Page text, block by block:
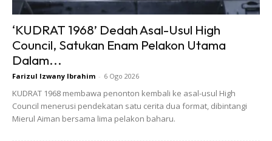
Anda mungkin ingin membantu, tetapi jika situasi
berpotensi berbahaya, lebih baik biarkan pihak berkuasa
yang berlatih untuk mengendalikan situasi tersebut.
‘KUDRAT 1968’ Dedah Asal-Usul High
Council, Satukan Enam Pelakon Utama
Dalam...
Farizul Izwany Ibrahim - 6 Ogo 2026
KUDRAT 1968 membawa penonton kembali ke asal-usul High
Council menerusi pendekatan satu cerita dua format, dibintangi
Mierul Aiman bersama lima pelakon baharu.